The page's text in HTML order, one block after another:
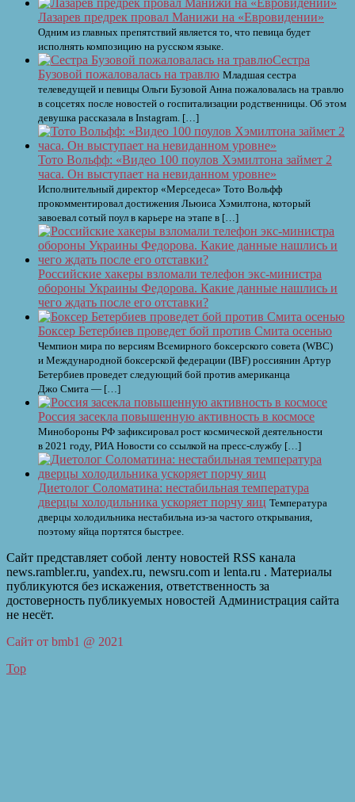
Лазарев предрек провал Манижи на «Евровидении»
Одним из главных препятствий является то, что певица будет
исполнять композицию на русском языке.
Сестра
Бузовой пожаловалась на травлю Младшая сестра
телеведущей и певицы Ольги Бузовой Анна пожаловалась на травлю
в соцсетях после новостей о госпитализации родственницы. Об этом
девушка рассказала в Instagram. […]
Тото Вольфф: «Видео 100 поулов Хэмилтона займет 2
часа. Он выступает на невиданном уровне»
Исполнительный директор «Мерседеса» Тото Вольфф
прокомментировал достижения Льюиса Хэмилтона, который
завоевал сотый поул в карьере на этапе в […]
Российские хакеры взломали телефон экс-министра
обороны Украины Федорова. Какие данные нашлись и
чего ждать после его отставки?
Боксер Бетербиев проведет бой против Смита осенью
Чемпион мира по версиям Всемирного боксерского совета (WBC)
и Международной боксерской федерации (IBF) россиянин Артур
Бетербиев проведет следующий бой против американца
Джо Смита — […]
Россия засекла повышенную активность в космосе
Минобороны РФ зафиксировал рост космической деятельности
в 2021 году, РИА Новости со ссылкой на пресс-службу […]
Диетолог Соломатина: нестабильная температура
дверцы холодильника ускоряет порчу яиц Температура
дверцы холодильника нестабильна из-за частого открывания,
поэтому яйца портятся быстрее.
Сайт представляет собой ленту новостей RSS канала
news.rambler.ru, yandex.ru, newsru.com и lenta.ru . Материалы
публикуются без искажения, ответственность за
достоверность публикуемых новостей Администрация сайта
не несёт.
Сайт от bmb1 @ 2021
Top